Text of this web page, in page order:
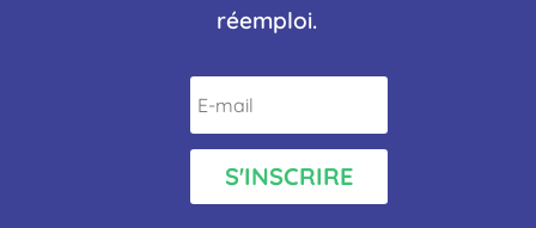
réemploi.
S'INSCRIRE